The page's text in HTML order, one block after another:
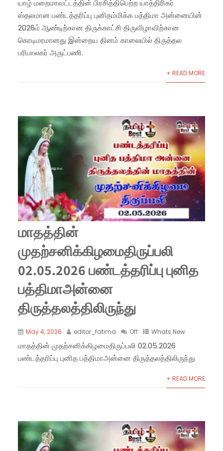
யாழ் மறைமாவட்டத்தின் பிரசித்திபெற்ற யாத்திரிகர்
ஸ்தலமான பண்டத்தரிப்பு புனிதம்மிக்க பத்திமா அன்னையின்
2026ம் ஆண்டிற்கான திருக்காட்சி திருவிழாவிற்கான
கொடிமரமானது இன்றைய தினம் காலையில் திருத்தல
பரிபாலகர் அருட்பணி.
+ READ MORE
மாதத்தின்
முதற்சனிக்கிழமைதிருப்பலி
02.05.2026 பண்டத்தரிப்பு புனித
பத்திமாஅன்னை
திருத்தலத்திலிருந்து
May 4, 2026 editor_fatima Off Whats New
மாதத்தின் முதற்சனிக்கிழமைதிருப்பலி 02.05.2026
பண்டத்தரிப்பு புனித பத்திமாஅன்னை திருத்தலத்திலிருந்து
+ READ MORE